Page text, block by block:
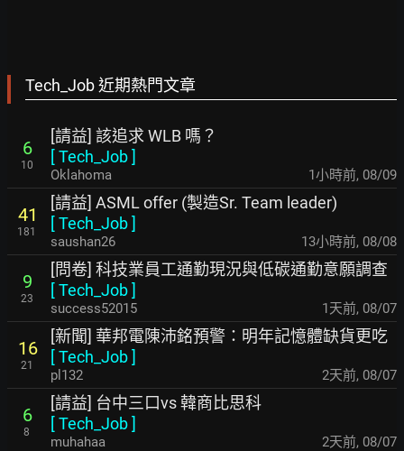
Tech_Job 近期熱門文章
6
10
[請益] 該追求 WLB 嗎？
[Tech_Job]
Oklahoma 1小時前, 08/09
41
181
[請益] ASML offer (製造Sr. Team leader)
[Tech_Job]
saushan26 13小時前, 08/08
9
23
[問卷] 科技業員工通勤現況與低碳通勤意願調查
[Tech_Job]
success52015 1天前, 08/07
16
21
[新聞] 華邦電陳沛銘預警：明年記憶體缺貨更吃
[Tech_Job]
pl132 2天前, 08/07
6
8
[請益] 台中三口vs 韓商比思科
[Tech_Job]
muhahaa 2天前, 08/07